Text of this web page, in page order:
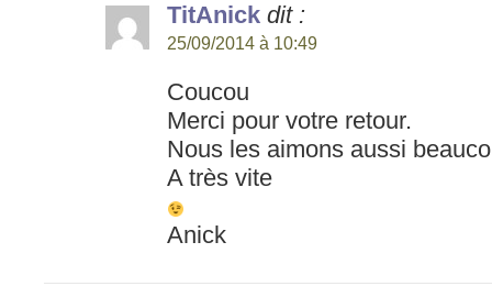
TitAnick dit :
25/09/2014 à 10:49
Coucou
Merci pour votre retour.
Nous les aimons aussi
A très vite
Anick